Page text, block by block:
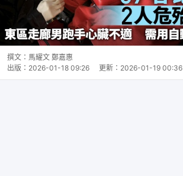
撰文： 馬耀文 鄭嘉惠
出版： 2026-01-18 09:26 更新： 2026-01-19 00:36